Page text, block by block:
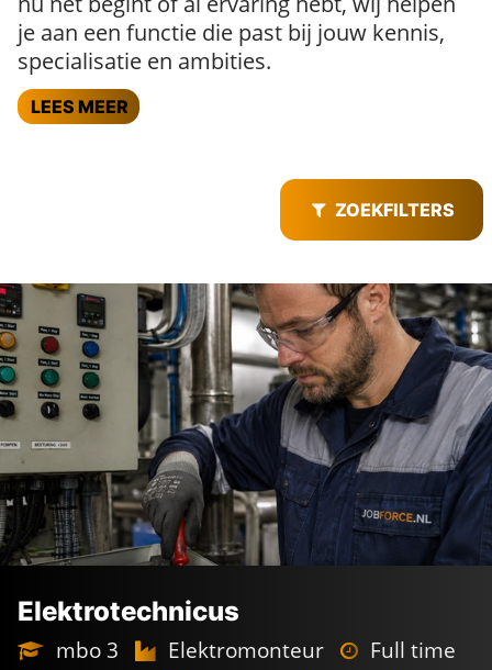
ELEKTROTECHNIEK
VACATURES
beste voorwaarden
je aan een functie die past bij jouw kennis,
specialisatie en ambities.
LEES MEER
ZOEKFILTERS
Elektrotechnicus
mbo 3 Elektromonteur
Full time